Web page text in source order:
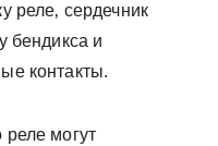
реле‚ сердечник
бендикса и
контакты.
могут